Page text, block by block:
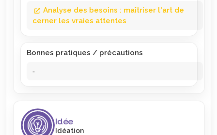
Analyse des besoins : maîtriser l'art de
cerner les vraies attentes
Bonnes pratiques / précautions
-
Idée
Idéation